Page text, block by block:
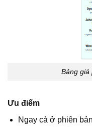
Bảng giá
Ưu điểm
Ngay cả ở phiên